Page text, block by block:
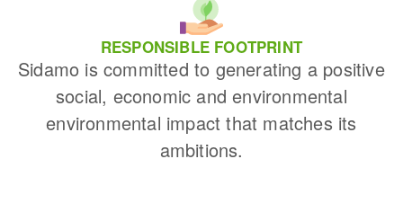
RESPONSIBLE FOOTPRINT
Sidamo is committed to generating a positive
social, economic and environmental
environmental impact that matches its
ambitions.